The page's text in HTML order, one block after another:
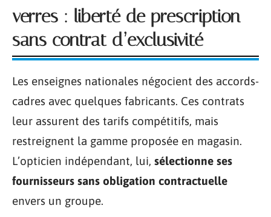
verres : liberté de prescription
sans contrat d’exclusivité
Les enseignes nationales négocient des accords-
cadres avec quelques fabricants. Ces contrats
leur assurent des tarifs compétitifs, mais
restreignent la gamme proposée en magasin.
L’opticien indépendant, lui, sélectionne ses
fournisseurs sans obligation contractuelle
envers un groupe.